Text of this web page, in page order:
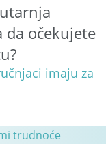
da očekujete
imaju za
trudnoće